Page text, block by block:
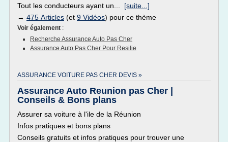
Tout les conducteurs ayant un... [suite...]
→ 475 Articles (et 9 Vidéos) pour ce thème
Voir également :
Recherche Assurance Auto Pas Cher
Assurance Auto Pas Cher Pour Resilie
ASSURANCE VOITURE PAS CHER DEVIS »
Assurance Auto Reunion pas Cher |
Conseils & Bons plans
Assurer sa voiture à l'ile de la Réunion
Infos pratiques et bons plans
Conseils gratuits et infos pratiques pour trouver une